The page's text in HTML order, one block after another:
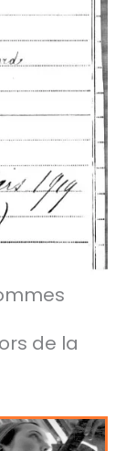
de la